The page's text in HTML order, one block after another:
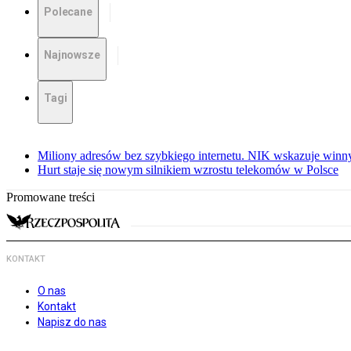
Polecane
Najnowsze
Tagi
Miliony adresów bez szybkiego internetu. NIK wskazuje
Hurt staje się nowym silnikiem wzrostu telekomów w Polsce
Promowane treści
KONTAKT
O nas
Kontakt
Napisz do nas